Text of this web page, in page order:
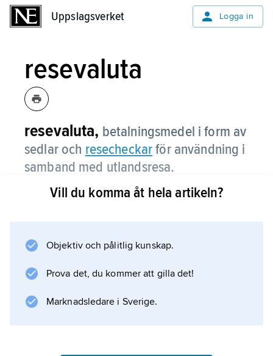
Uppslagsverket Logga in
resevaluta
resevaluta, betalningsmedel i form av
sedlar och resecheckarför användning i
samband med utlandsresa.
Information om artikeln
Vill du komma åt hela artikeln?
Objektiv och pålitlig kunskap.
Prova det, du kommer att gilla det!
Marknadsledare i Sverige.